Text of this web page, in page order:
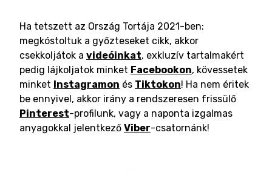
Ha tetszett az Ország Tortája 2021-ben:
megkóstoltuk a győzteseket cikk, akkor
csekkoljátok a videóinkat, exkluzív tartalmakért
pedig lájkoljatok minket Facebookon, kövessetek
minket Instagramon és Tiktokon! Ha nem éritek
be ennyivel, akkor irány a rendszeresen frissülő
Pinterest-profilunk, vagy a naponta izgalmas
anyagokkal jelentkező Viber-csatornánk!